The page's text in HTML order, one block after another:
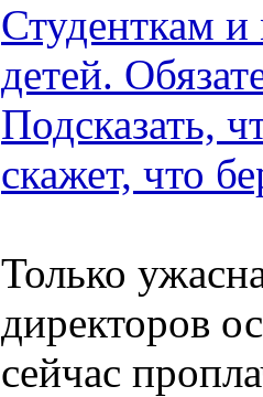
Студенткам
детей.
Подсказать,
скажет, что
Только
директоров
сейчас